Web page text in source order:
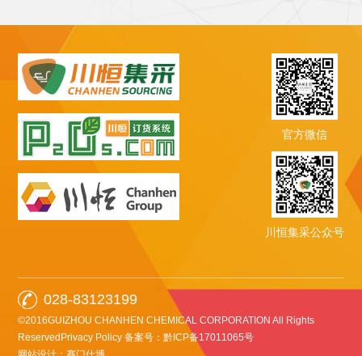
官方微信
川恒集采公众号
028-83123199
©2016GUIZHOU CHANHEN CHEMICAL CORPORATION All Rights
ReservedPrivacy Policy备案号：黔ICP备17011065号